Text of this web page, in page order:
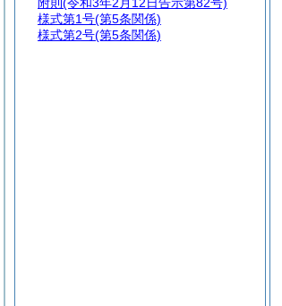
様式第1号(第5条関係)
様式第2号(第5条関係)